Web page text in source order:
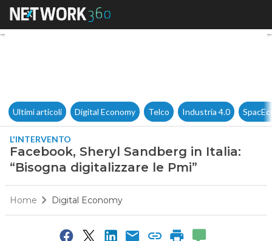
Facebook, Sheryl Sandberg
Ultimi articoli Digital Economy Telco Industria 4.0
L'INTERVENTO
Facebook, Sheryl Sandberg in Italia:
“Bisogna digitalizzare le Pmi”
Home Digital Economy